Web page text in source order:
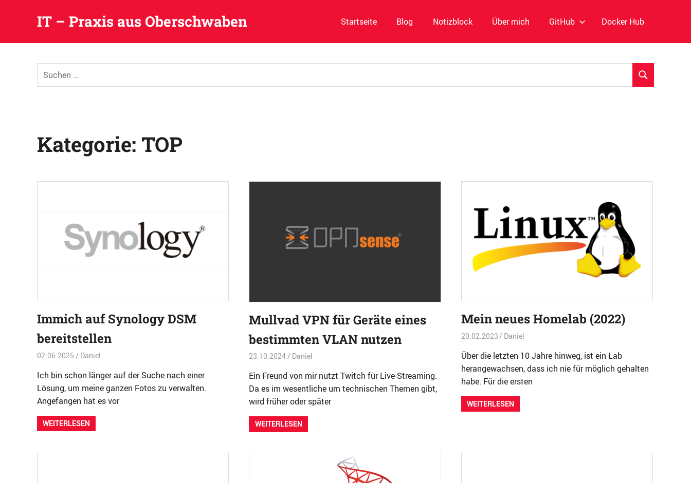
IT – Praxis aus Oberschwaben Startseite Blog Notizblock Über mich GitHub Docker Hub
Suchen
nach:
SUCHEN
Kategorie: TOP
Immich auf Synology DSM
bereitstellen
02.06.2025 Daniel
Ich bin schon länger auf der Suche nach einer
Lösung, um meine ganzen Fotos zu verwalten.
Angefangen hat es vor
WEITERLESEN
Mullvad VPN für Geräte eines
bestimmten VLAN nutzen
23.10.2024 Daniel
Ein Freund von mir nutzt Twitch für Live-Streaming.
Da es im wesentliche um technischen Themen gibt,
wird früher oder später
WEITERLESEN
Mein neues Homelab (2022)
20.02.2023 Daniel
Über die letzten 10 Jahre hinweg, ist ein Lab
herangewachsen, dass ich nie für möglich gehalten
habe. Für die ersten
WEITERLESEN